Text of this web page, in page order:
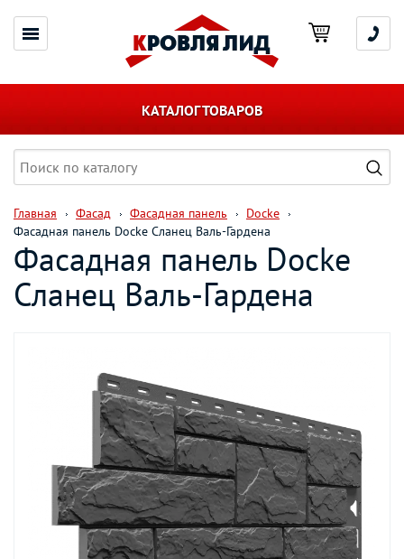
КАТАЛОГ ТОВАРОВ
Главная Фасад Фасадная панель
Docke
Фасадная панель Docke Сланец Валь-Гардена
Фасадная панель Docke
Сланец Валь-Гардена